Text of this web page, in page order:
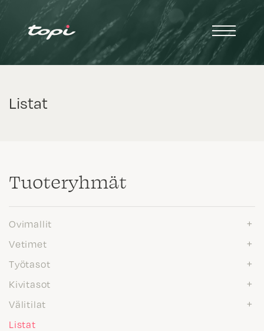
Listat
Tuote­ryhmät
Ovimallit
Vetimet
Työtasot
Kivitasot
Välitilat
Listat